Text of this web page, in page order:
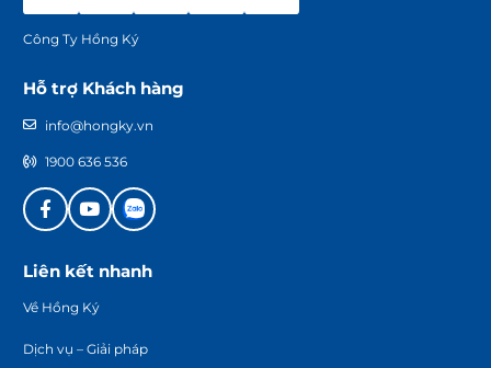
Công Ty Hồng Ký
Hỗ trợ Khách hàng
info@hongky.vn
1900 636 536
Liên kết nhanh
Về Hồng Ký
Dịch vụ – Giải pháp